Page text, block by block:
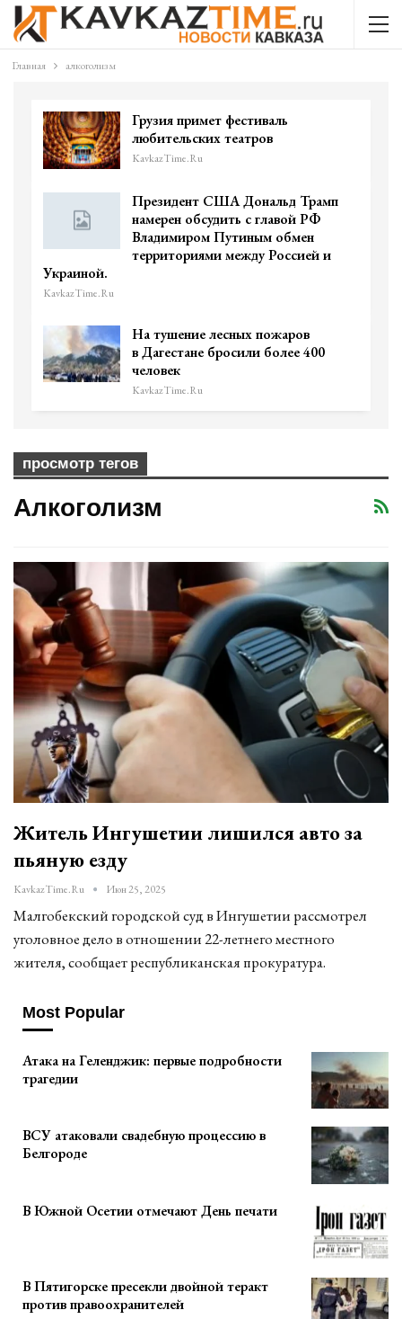
Главная алкоголизм
Грузия примет фестиваль
любительских театров
KavkazTime.ru
Президент США Дональд Трамп
намерен обсудить с главой РФ
Владимиром Путиным обмен
территориями между Россией и
Украиной.
KavkazTime.ru
На тушение лесных пожаров
в Дагестане бросили более 400
человек
KavkazTime.ru
просмотр тегов
Алкоголизм
Житель Ингушетии лишился авто за
пьяную езду
KavkazTime.ru Июн 25, 2025
Малгобекский городской суд в Ингушетии рассмотрел
уголовное дело в отношении 22-летнего местного
жителя, сообщает республиканская прокуратура.
Most Popular
Атака на Геленджик: первые подробности
трагедии
ВСУ атаковали свадебную процессию в
Белгороде
В Южной Осетии отмечают День печати
В Пятигорске пресекли двойной теракт
против правоохранителей